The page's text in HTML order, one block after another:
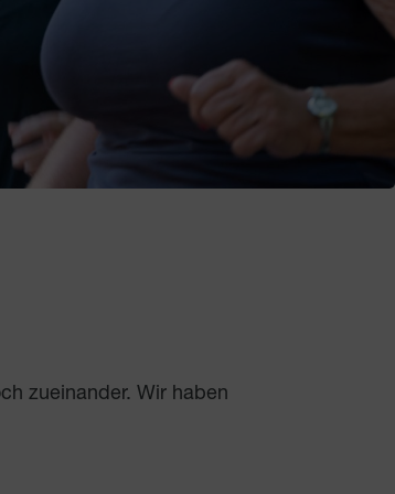
zueinander. Wir haben